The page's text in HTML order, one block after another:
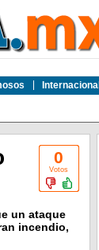
Internacional
0
Votos
un ataque
incendio,